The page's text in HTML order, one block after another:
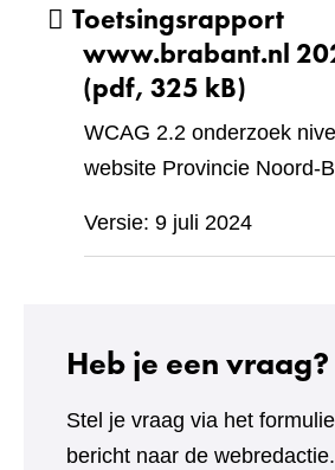
Toetsingsrapport
www.brabant.nl
(pdf, 325 kB)
WCAG 2.2 onderzoek
website Provincie Noord-
Versie: 9 juli 2024
Heb je een vraag?
Stel je vraag via het
bericht naar de webredactie.